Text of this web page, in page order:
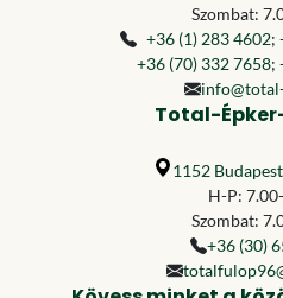
Szombat:
+36 (1) 283 4602;
+36 (70) 332 7658;
Total-
1152
H-P:
Szombat:
+36 (30)